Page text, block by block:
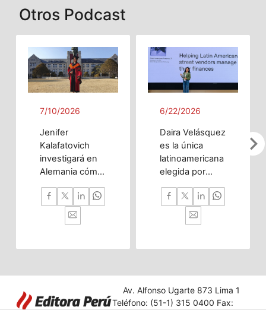
Otros Podcast
chevron_right
7/10/2026
Jenifer
Kalafatovich
investigará en
Alemania cómo
artificial puede
predecir
trastornos del
cerebral desde
prenatal hasta
temprana.
6/22/2026
Daira Velásquez
es la única
latinoamericana
elegida por
a chatbot que
ayuda a
vendedores
gestionar sus
Av. Alfonso Ugarte 873 Lima 1
Teléfono: (51-1) 315 0400 Fax: